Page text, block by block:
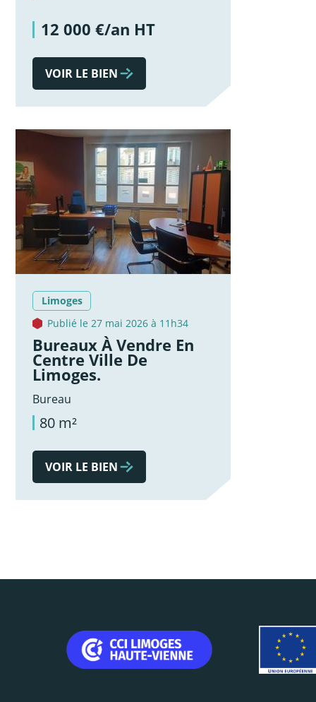
12 000 €/an HT
VOIR LE BIEN
Limoges
Publié le 27 mai 2026 à 11h34
Bureaux À Vendre En
Centre Ville De
Limoges.
Bureau
80 m²
VOIR LE BIEN